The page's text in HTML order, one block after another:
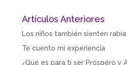
Artículos Anteriores
Los niños también sienten rabia
Te cuento mi experiencia
¿Qué es para ti ser Próspero y